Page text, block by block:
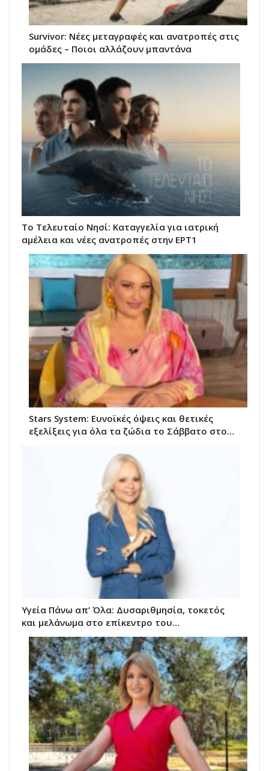
Survivor: Νέες μεταγραφές και ανατροπές στις
ομάδες – Ποιοι αλλάζουν μπαντάνα
Το Τελευταίο Νησί: Καταγγελία για ιατρική
αμέλεια και νέες ανατροπές στην ΕΡΤ1
Stars System: Ευνοϊκές όψεις και θετικές
εξελίξεις για όλα τα ζώδια το Σάββατο στο…
Υγεία Πάνω απ’ Όλα: Δυσαριθμησία, τοκετός
και μελάνωμα στο επίκεντρο του…